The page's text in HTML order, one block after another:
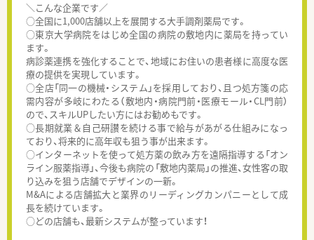
＼こんな企業です／
○全国に1,000店舗以上を展開する大手調剤薬局です。
○東京大学病院をはじめ全国の病院の敷地内に薬局を持ってい
ます。
病診薬連携を強化することで、地域にお住いの患者様に高度な医
療の提供を実現しています。
○全店「同一の機械・システム」を採用しており、且つ処方箋の応
需内容が多岐にわたる（敷地内・病院門前・医療モール・CL門前）
ので、スキルUPしたい方にはお勧めもです。
○長期就業＆自己研讃を続ける事で給与があがる仕組みになっ
ており、将来的に高年収も狙う事が出来ます。
○インターネットを使って処方薬の飲み方を遠隔指導する「オン
ライン服薬指導」、今後も病院の「敷地内薬局」の推進、女性客の取
り込みを狙う店舗でデザインの一新。
M&Aによる店舗拡大と業界のリーディングカンパニーとして成
長を続けています。
○どの店舗も、最新システムが整っています！